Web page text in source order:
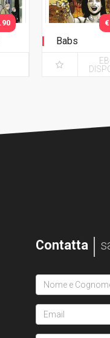
Babs
Contatta